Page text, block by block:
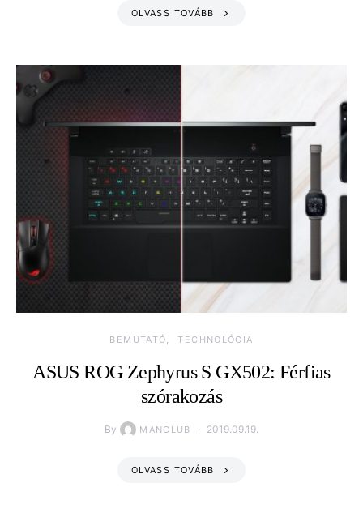
OLVASS TOVÁBB
BEMUTATÓ TECHNOLÓGIA
ASUS ROG Zephyrus S GX502: Férfias
szórakozás
By MANCLUB 2019.09.19.
OLVASS TOVÁBB